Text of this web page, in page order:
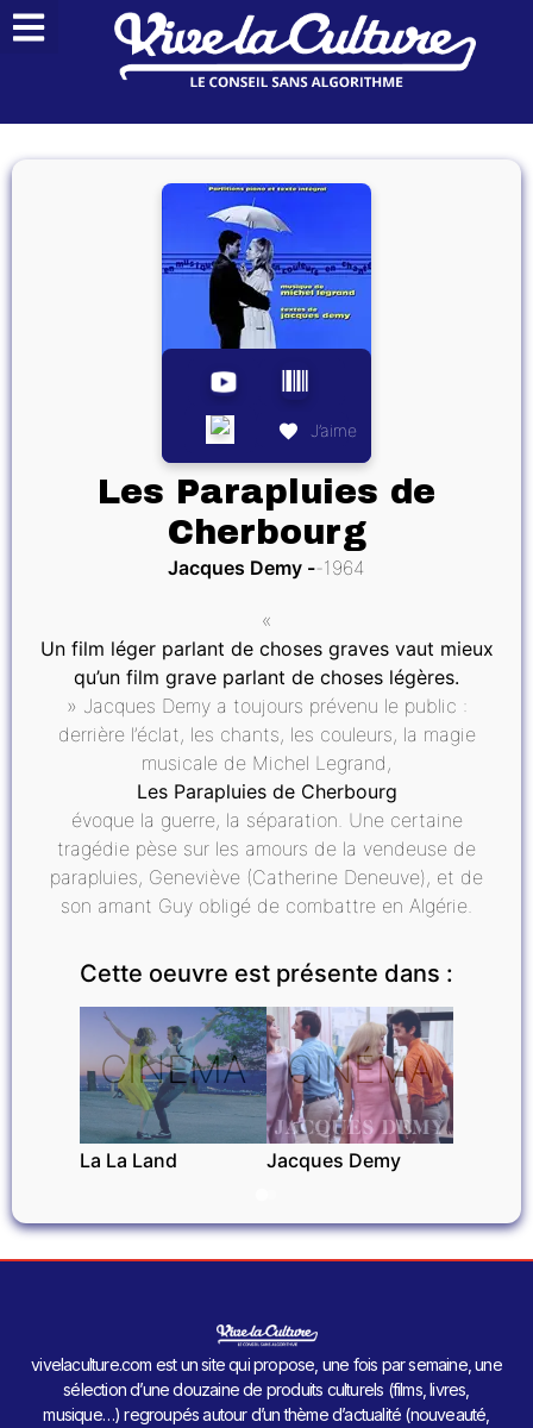
J’aime
Les Parapluies de
Cherbourg
Jacques Demy 1964
«
Un film léger parlant de choses graves vaut mieux
qu’un film grave parlant de choses légères.
» Jacques Demy a toujours prévenu le public :
derrière l’éclat, les chants, les couleurs, la magie
musicale de Michel Legrand,
Les Parapluies de Cherbourg
évoque la guerre, la séparation. Une certaine
tragédie pèse sur les amours de la vendeuse de
parapluies, Geneviève (Catherine Deneuve), et de
son amant Guy obligé de combattre en Algérie.
Cette oeuvre est présente dans :
CINÉMA
La La Land
CINÉMA
Jacques Demy
vivelaculture.com est un site qui propose, une fois par semaine, une
sélection d’une douzaine de produits culturels (films, livres,
musique…) regroupés autour d’un thème d’actualité (nouveauté,